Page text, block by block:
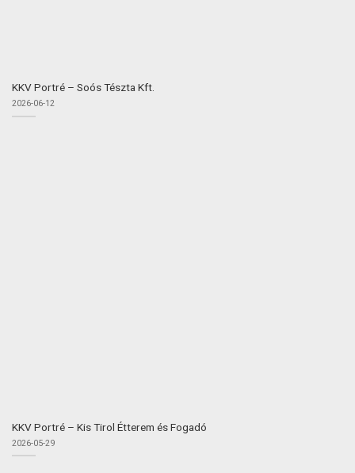
KKV Portré – Soós Tészta Kft.
2026-06-12
KKV Portré – Kis Tirol Étterem és Fogadó
2026-05-29